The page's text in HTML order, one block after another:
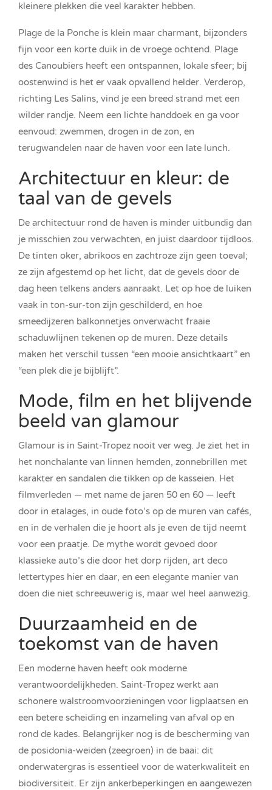
kleinere plekken die veel karakter hebben.
Plage de la Ponche is klein maar charmant, bijzonders
fijn voor een korte duik in de vroege ochtend. Plage
des Canoubiers heeft een ontspannen, lokale sfeer; bij
oostenwind is het er vaak opvallend helder. Verderop,
richting Les Salins, vind je een breed strand met een
wilder randje. Neem een lichte handdoek en ga voor
eenvoud: zwemmen, drogen in de zon, en
terugwandelen naar de haven voor een late lunch.
Architectuur en kleur: de
taal van de gevels
De architectuur rond de haven is minder uitbundig dan
je misschien zou verwachten, en juist daardoor tijdloos.
De tinten oker, abrikoos en zachtroze zijn geen toeval;
ze zijn afgestemd op het licht, dat de gevels door de
dag heen telkens anders aanraakt. Let op hoe de luiken
vaak in ton-sur-ton zijn geschilderd, en hoe
smeedijzeren balkonnetjes onverwacht fraaie
schaduwlijnen tekenen op de muren. Deze details
maken het verschil tussen “een mooie ansichtkaart” en
“een plek die je bijblijft”.
Mode, film en het blijvende
beeld van glamour
Glamour is in Saint-Tropez nooit ver weg. Je ziet het in
het nonchalante van linnen hemden, zonnebrillen met
karakter en sandalen die tikken op de kasseien. Het
filmverleden — met name de jaren 50 en 60 — leeft
door in etalages, in oude foto’s op de muren van cafés,
en in de verhalen die je hoort als je even de tijd neemt
voor een praatje. De mythe wordt gevoed door
klassieke auto’s die door het dorp rijden, art deco
lettertypes hier en daar, en een elegante manier van
doen die niet schreeuwerig is, maar wel heel aanwezig.
Duurzaamheid en de
toekomst van de haven
Een moderne haven heeft ook moderne
verantwoordelijkheden. Saint-Tropez werkt aan
schonere walstroomvoorzieningen voor ligplaatsen en
een betere scheiding en inzameling van afval op en
rond de kades. Belangrijker nog is de bescherming van
de posidonia-weiden (zeegroen) in de baai: dit
onderwatergras is essentieel voor de waterkwaliteit en
biodiversiteit. Er zijn ankerbeperkingen en aangewezen